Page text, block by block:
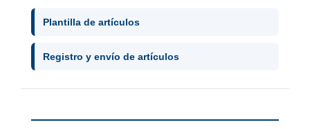
Plantilla de artículos
Registro y envío de artículos